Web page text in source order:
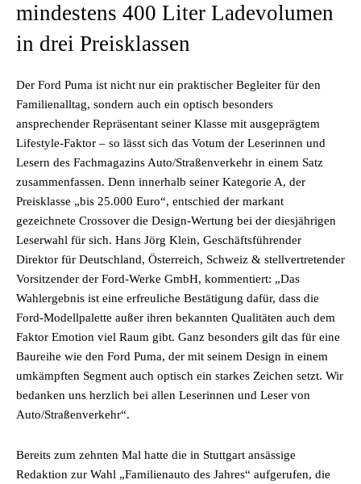
mindestens 400 Liter Ladevolumen
in drei Preisklassen
Der Ford Puma ist nicht nur ein praktischer Begleiter für den
Familienalltag, sondern auch ein optisch besonders
ansprechender Repräsentant seiner Klasse mit ausgeprägtem
Lifestyle-Faktor – so lässt sich das Votum der Leserinnen und
Lesern des Fachmagazins Auto/Straßenverkehr in einem Satz
zusammenfassen. Denn innerhalb seiner Kategorie A, der
Preisklasse „bis 25.000 Euro“, entschied der markant
gezeichnete Crossover die Design-Wertung bei der diesjährigen
Leserwahl für sich. Hans Jörg Klein, Geschäftsführender
Direktor für Deutschland, Österreich, Schweiz & stellvertretender
Vorsitzender der Ford-Werke GmbH, kommentiert: „Das
Wahlergebnis ist eine erfreuliche Bestätigung dafür, dass die
Ford-Modellpalette außer ihren bekannten Qualitäten auch dem
Faktor Emotion viel Raum gibt. Ganz besonders gilt das für eine
Baureihe wie den Ford Puma, der mit seinem Design in einem
umkämpften Segment auch optisch ein starkes Zeichen setzt. Wir
bedanken uns herzlich bei allen Leserinnen und Leser von
Auto/Straßenverkehr“.
Bereits zum zehnten Mal hatte die in Stuttgart ansässige
Redaktion zur Wahl „Familienauto des Jahres“ aufgerufen, die